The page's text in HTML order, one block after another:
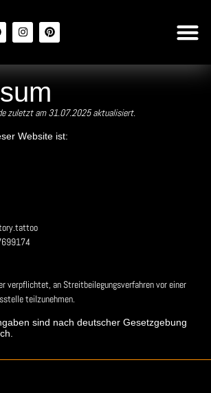
zuletzt am 31.07.2025 aktualisiert.
Website ist:
verpflichtet, an Streitbeilegungsverfahren vor einer
teilzunehmen.
sind nach deutscher Gesetzgebung